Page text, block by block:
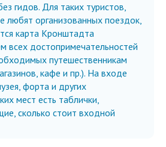
гидов. Для таких туристов,
любят организованных поездок,
карта Кронштадта
всех достопримечательностей
путешественникам
кафе и пр.). На входе
форта и других
мест есть таблички,
сколько стоит входной